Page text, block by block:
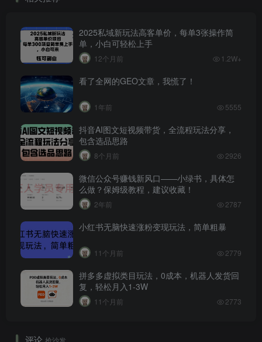
2025私域新玩法高客单价，每单3张操作简
单，小白可轻松上手
12个月前 1.2W+
看了全网的GEO文章，我慌了！
1年前 5555
抖音AI图文短视频带货，全流程玩法分享，
包含选品思路
8个月前 2926
微信公众号赚钱新风口——小绿书，具体怎
么做？保姆级教程，建议收藏！
2年前 2787
小红书无脑快速涨粉变现玩法，简单粗暴
11个月前 2779
拼多多虚拟类目玩法，0成本，机器人发货回
复，轻松月入1-3W
11个月前 2773
评论